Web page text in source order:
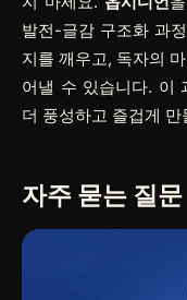
발전-글감 구조화 과
지를 깨우고, 독자의
어낼 수 있습니다. 이
더 풍성하고 즐겁게
자주 묻는 질문